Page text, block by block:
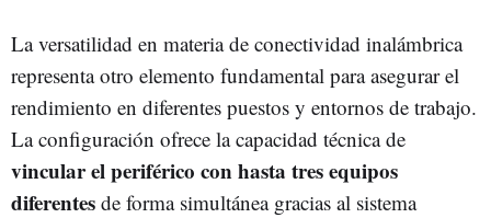
La versatilidad en materia de conectividad inalámbrica
representa otro elemento fundamental para asegurar el
rendimiento en diferentes puestos y entornos de trabajo.
La configuración ofrece la capacidad técnica de
vincular el periférico con hasta tres equipos
diferentes de forma simultánea gracias al sistema